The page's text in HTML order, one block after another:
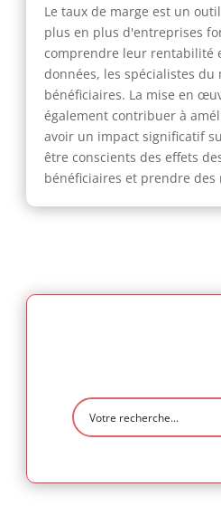
Le taux de marge est un
plus en plus d'entreprises
comprendre leur rentabilité
données, les spécialistes
bénéficiaires. La mise en
également contribuer à
avoir un impact significatif
être conscients des effets
bénéficiaires et prendre